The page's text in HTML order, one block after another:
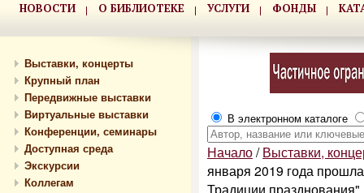
НОВОСТИ О БИБЛИОТЕКЕ УСЛУГИ ФОНДЫ
Выставки, концерты
Крупный план
Передвижные выставки
Виртуальные выставки
Конференции, семинары
Доступная среда
Экскурсии
Коллегам
В электронном каталоге
Начало/ Выставки,
января 2019 года